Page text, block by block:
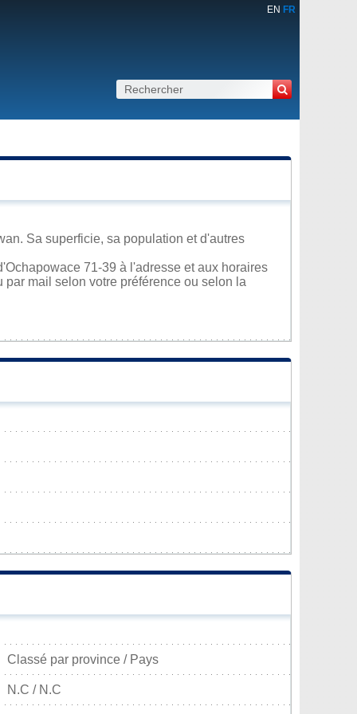
EN FR
Sa superficie, sa population et d'autres
71-39 à l'adresse et aux horaires
mail selon votre préférence ou selon la
Classé par province / Pays
N.C / N.C